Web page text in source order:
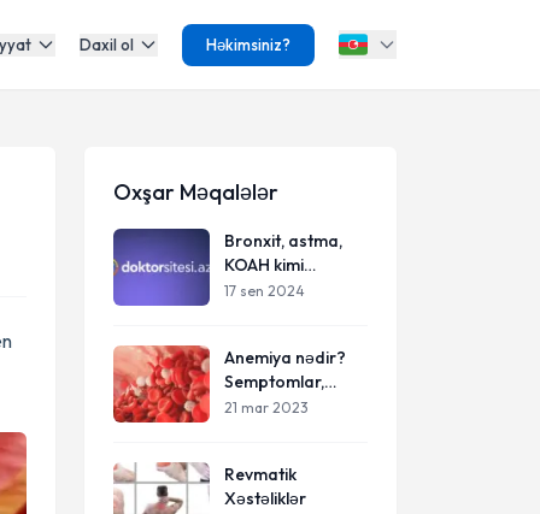
Daxil ol Həkimsiniz?
Oxşar Məqalələr
Bronxit, astma,
KOAH kimi
tənəffüs
17 sen 2024
Anemiya nədir?
Semptomlar,
səbəblər və
növləri və onun
qarşısının
21 mar 2023
Revmatik
Xəstəliklər